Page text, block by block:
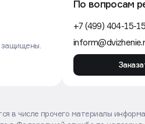
По вопросам
+7 (499) 404-15-15
в числе прочего материалы